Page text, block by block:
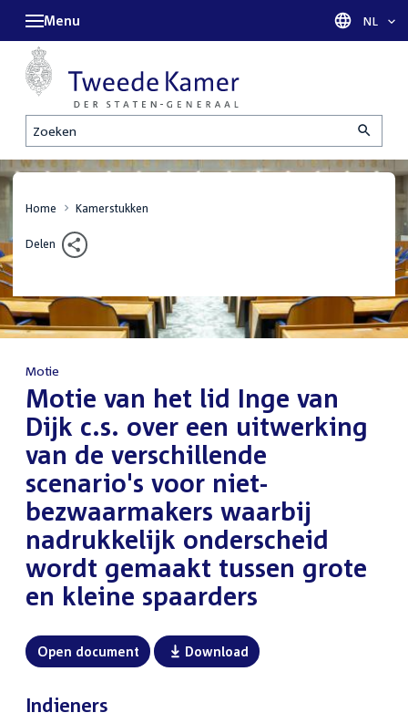
Zoeken
Menu Taal
NL
Home Kamerstukken
Delen
Motie
:Motie van het lid Inge van
Dijk c.s. over een uitwerking
van de verschillende
scenario's voor niet-
bezwaarmakers waarbij
nadrukkelijk onderscheid
wordt gemaakt tussen grote
en kleine spaarders
Open document Download
Indieners